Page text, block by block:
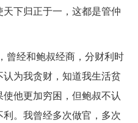
下归正于一，这都是管仲
曾经和鲍叔经商，分财利时
为我贪财，知道我生活贫
他更加穷困，但鲍叔不认
。我曾经多次做官，多次